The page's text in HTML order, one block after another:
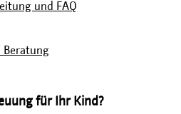
und FAQ
Beratung
für Ihr Kind?